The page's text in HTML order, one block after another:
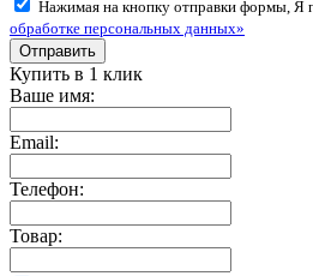
Нажимая на кнопку отправки формы, Я
обработке персональных данных»
Купить в 1 клик
Ваше имя:
Email:
Телефон:
Товар: